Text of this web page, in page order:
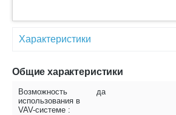
Характеристики
Общие характеристики
Возможность
использования в
VAV-системе :
да